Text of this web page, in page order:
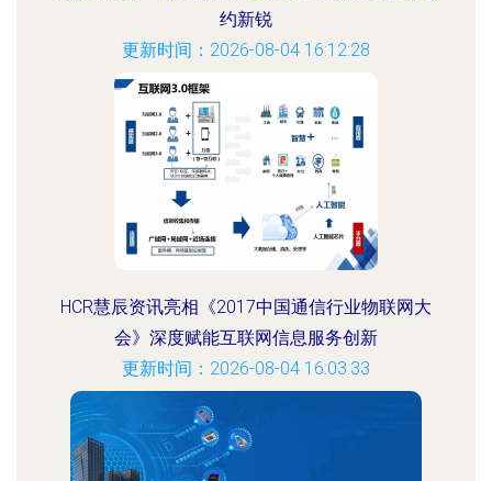
约新锐
更新时间：2026-08-04 16:12:28
HCR慧辰资讯亮相《2017中国通信行业物联网大
会》深度赋能互联网信息服务创新
更新时间：2026-08-04 16:03:33